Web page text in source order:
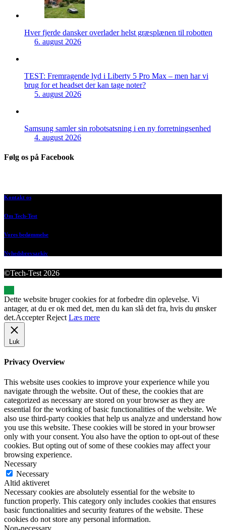
Hver fjerde dansker overlader helst græsplænen til robotten
6. august 2026
TEST: Fremragende lyd i Liberty 5 Pro Max – men har vi
brug for et headset der kan tage noter?
5. august 2026
Samsung samler sin robotsatsning i en ny forretningsenhed
4. august 2026
Følg os på Facebook
Kontakt os
Om Tech-Test
Vores bedømmelse
Nyhedsbrevsarkiv
©Tech-Test 2026
Dette website bruger cookies for at forbedre din oplevelse. Vi
antager, at du er ok med det, men du kan slå det fra, hvis du ønsker
det.Accepter Reject Læs mere
Luk
Privacy Overview
This website uses cookies to improve your experience while you
navigate through the website. Out of these, the cookies that are
categorized as necessary are stored on your browser as they are
essential for the working of basic functionalities of the website. We
also use third-party cookies that help us analyze and understand how
you use this website. These cookies will be stored in your browser
only with your consent. You also have the option to opt-out of these
cookies. But opting out of some of these cookies may affect your
browsing experience.
Necessary
Necessary
Altid aktiveret
Necessary cookies are absolutely essential for the website to
function properly. This category only includes cookies that ensures
basic functionalities and security features of the website. These
cookies do not store any personal information.
Non-necessary